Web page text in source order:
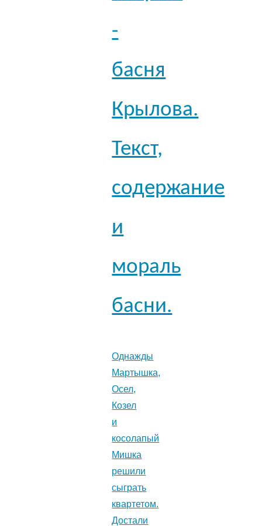
-
басня
Крылова.
Текст,
содержание
и
мораль
басни.
Однажды
Мартышка,
Осел,
Козел
и
косолапый
Мишка
решили
сыграть
квартетом.
Достали